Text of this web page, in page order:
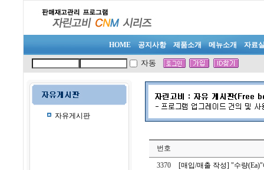
HOME 공지사항 제품소개 메뉴소개 자료
자동
자유게시판
번호
3370 [매입/매출 작성] "수량